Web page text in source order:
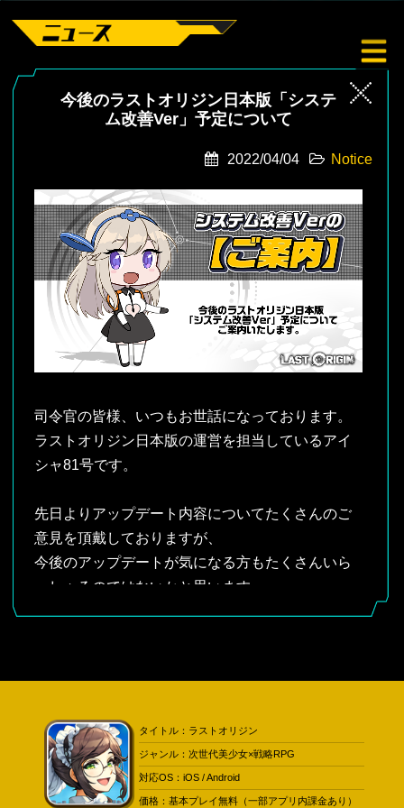
今後のラストオリジン日本版「システ
ム改善Ver」予定について
2022/04/04 Notice
司令官の皆様、いつもお世話になっております。
ラストオリジン日本版の運営を担当しているアイ
シャ81号です。
先日よりアップデート内容についてたくさんのご
意見を頂戴しておりますが、
今後のアップデートが気になる方もたくさんいら
っしゃるのではないかと思います。
今後のアップデート予定についてお伝えしていき
1. 現在の開発状況について
タイトル：ラストオリジン
ジャンル：次世代美少女×戦略RPG
対応OS：iOS / Android
価格：基本プレイ無料（一部アプリ内課金あり）